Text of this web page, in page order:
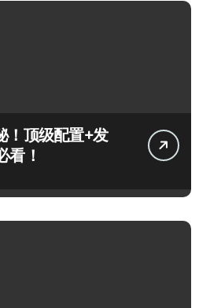
！顶级配置+发
看！